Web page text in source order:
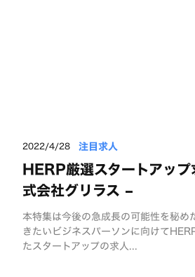
2022/4/28 注目求人
HERP厳選スタートアッ
式会社グリラス –
本特集は今後の急成長の可能性を秘め
きたいビジネスパーソンに向けて
たスタートアップの求人...